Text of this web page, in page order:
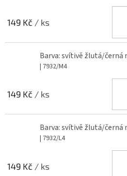
149 Kč / ks
Barva: svítivě žlutá/černá
| 7932/M4
149 Kč / ks
Barva: svítivě žlutá/černá
| 7932/L4
149 Kč / ks